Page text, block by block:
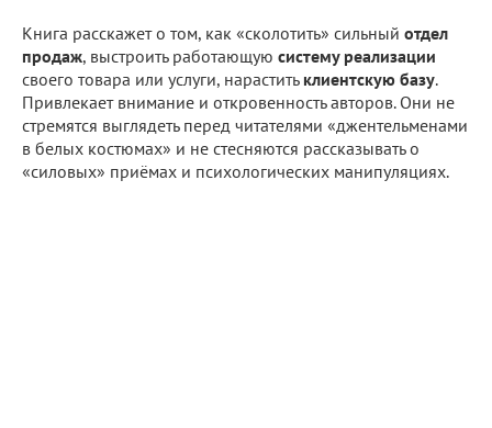
Книга расскажет о том, как «сколотить» сильный отдел
продаж, выстроить работающую систему реализации
своего товара или услуги, нарастить клиентскую базу.
Привлекает внимание и откровенность авторов. Они не
стремятся выглядеть перед читателями «джентельменами
в белых костюмах» и не стесняются рассказывать о
«силовых» приёмах и психологических манипуляциях.